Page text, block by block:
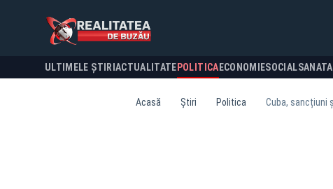
ULTIMELE ȘTIRI ACTUALITATE POLITICA ECONOMIESOCIAL
Acasă Știri Politica Cuba, sancțiuni